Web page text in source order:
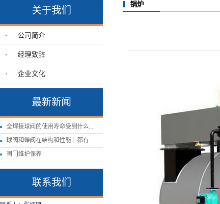
关于我们
公司简介
经理致辞
企业文化
最新新闻
全焊接球阀的使用寿命受到什么...
球阀和蝶阀在结构和性能上都有...
阀门维护保养
联系我们
锅炉